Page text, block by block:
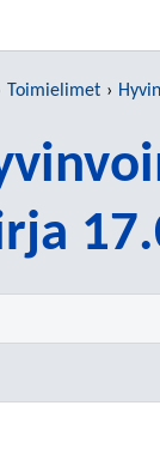
Toimielimet